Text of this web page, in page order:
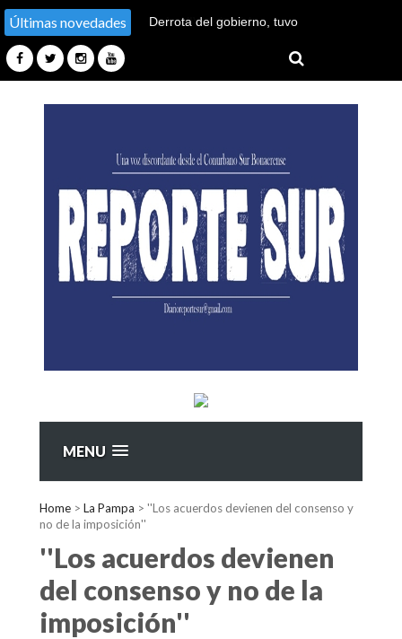
Últimas novedades
Derrota del gobierno, tuvo
a extranjeros tras quedarse
sin votos en el Senado
MENU
Home > La Pampa > ''Los acuerdos devienen del consenso y
no de la imposición''
''Los acuerdos devienen
del consenso y no de la
imposición''